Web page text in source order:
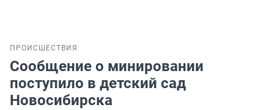
ПРОИСШЕСТВИЯ
Сообщение о минировании
поступило в детский сад
Новосибирска